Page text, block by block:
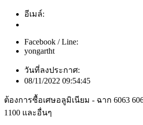
อีเมล์:
Facebook / Line:
yongartht
วันที่ลงประกาศ:
08/11/2022 09:54:45
ต้องการซื้อเศษอลูมิเนียม - ฉาก 6063
1100 และอื่นๆ